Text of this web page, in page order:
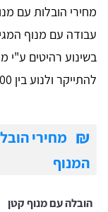
עבודה עם מנוף
בשינוע רהיטים ע"י
להתייקר ולנוע בין 1,000 - 1,500 ש"ח לשעה.
₪ מחירי
המנוף
הובלה עם מנוף קטן